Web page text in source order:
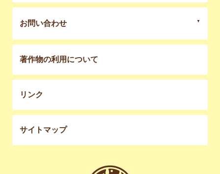
お問い合わせ
著作物の利用について
リンク
サイトマップ